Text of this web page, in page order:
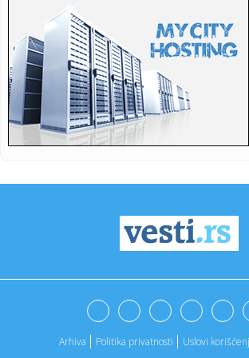
23:34:
Benfika si...
23:33:Težak udes žene iz BiH: Bmw-om se
23:33:Kratak predah od vrućina: Pljuskovi
osvj...
23:33:Osuđen provalnik iz BiH, branio se
ćer...
Partizan "otkrio" reakciju posle IMT-
ILIĆ NIJE MOGAO DA PREĆUTI:
23:25:PUKIJU JE BIO DOVOLJAN SAMO
Arhiva Politika privatnosti Uslovi